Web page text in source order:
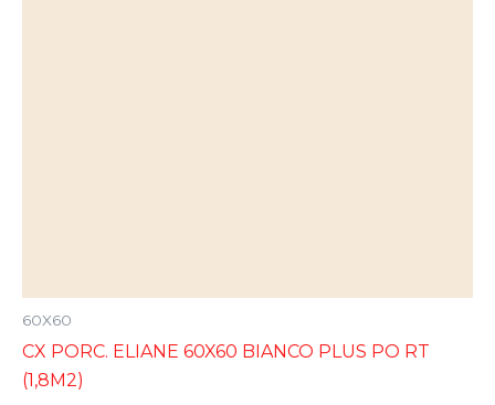
60X60
CX PORC. ELIANE 60X60 BIANCO PLUS PO RT
(1,8M2)